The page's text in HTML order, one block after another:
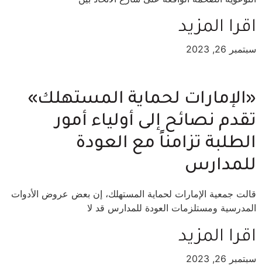
اقرا المزيد
سبتمبر 26, 2023
«الإمارات لحماية المستهلك»
تقدم نصائح إلى أولياء أمور
الطلبة تزامناً مع العودة
للمدارس
قالت جمعية الإمارات لحماية المستهلك، إن بعض عروض الأدوات
المدرسية ومستلزمات العودة للمدارس قد لا
اقرا المزيد
سبتمبر 26, 2023